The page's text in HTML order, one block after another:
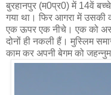
बुरहानपुर (म0प्र0) में 14वें
गया था। फिर आगरा में
एक ऊपर एक नीचे। एक को
दोनों ही नकली हैं। मुस्लिम
काम कर अपनी बेगम को